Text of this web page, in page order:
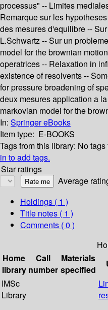
processus" -- Limites
Remarque sur les
des mesures d'equilibre --
L.Schwartz -- Sur un
model for the brownian
operatrices -- Relaxation in
existence of resolvents --
for pressure broadening of
deux mesures application a
markovian model for the
In: Springer eBooks
Item type: E-BOOKS
Tags from this library: No tags
in to add tags.
Star ratings
Average
Holdings ( 1 )
Title notes ( 1 )
Comments ( 0 )
Home
library
Call
number
Materials
specified
IMSc
Library